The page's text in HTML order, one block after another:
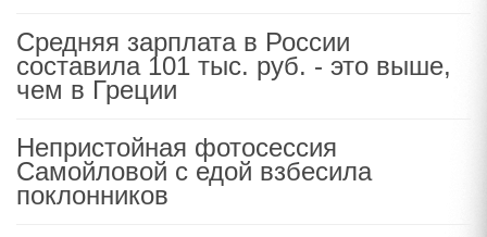
Средняя зарплата в России
составила 101 тыс. руб. - это выше,
чем в Греции
Непристойная фотосессия
Самойловой с едой взбесила
поклонников